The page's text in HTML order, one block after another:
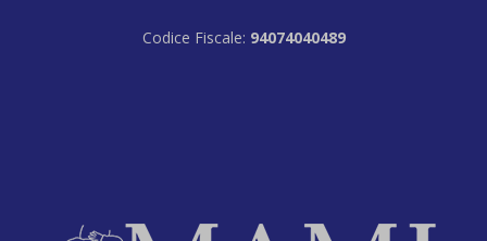
Codice Fiscale: 94074040489